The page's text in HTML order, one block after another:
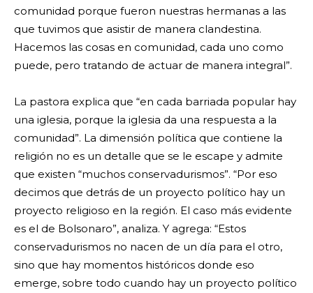
comunidad porque fueron nuestras hermanas a las
que tuvimos que asistir de manera clandestina.
Hacemos las cosas en comunidad, cada uno como
puede, pero tratando de actuar de manera integral”.
La pastora explica que “en cada barriada popular hay
una iglesia, porque la iglesia da una respuesta a la
comunidad”. La dimensión política que contiene la
religión no es un detalle que se le escape y admite
que existen “muchos conservadurismos”. “Por eso
decimos que detrás de un proyecto político hay un
proyecto religioso en la región. El caso más evidente
es el de Bolsonaro”, analiza. Y agrega: “Estos
conservadurismos no nacen de un día para el otro,
sino que hay momentos históricos donde eso
emerge, sobre todo cuando hay un proyecto político